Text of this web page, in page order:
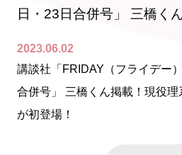
日・23日合併号」 三橋く
2023.06.02
講談社「FRIDAY（フライデー
合併号」 三橋くん掲載！現役
が初登場！